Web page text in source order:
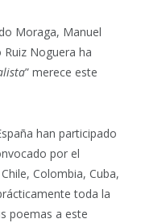
Moraga, Manuel
Ruiz Noguera ha
” merece este
han participado
por el
Colombia, Cuba,
toda la
poemas a este